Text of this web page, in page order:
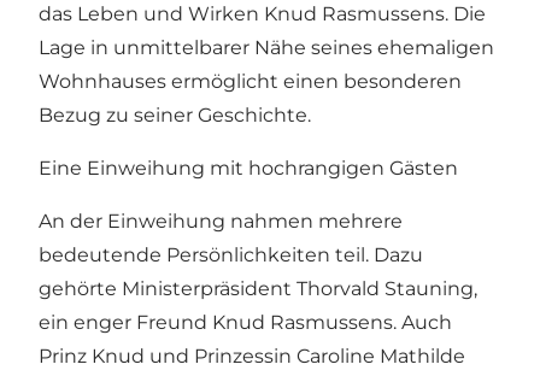
das Leben und Wirken Knud Rasmussens. Die
Lage in unmittelbarer Nähe seines ehemaligen
Wohnhauses ermöglicht einen besonderen
Bezug zu seiner Geschichte.
Eine Einweihung mit hochrangigen Gästen
An der Einweihung nahmen mehrere
bedeutende Persönlichkeiten teil. Dazu
gehörte Ministerpräsident Thorvald Stauning,
ein enger Freund Knud Rasmussens. Auch
Prinz Knud und Prinzessin Caroline Mathilde